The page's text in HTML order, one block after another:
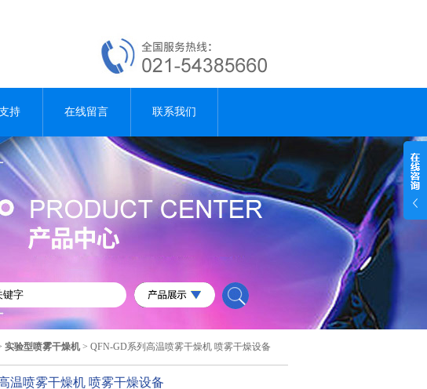
持 在线留言 联系我们
实验型喷雾干燥机 > QFN-GD系列高温喷雾干燥机 喷雾干燥设备
温喷雾干燥机 喷雾干燥设备